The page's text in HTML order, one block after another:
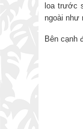
loa trước
ngoài như
Bên cạnh